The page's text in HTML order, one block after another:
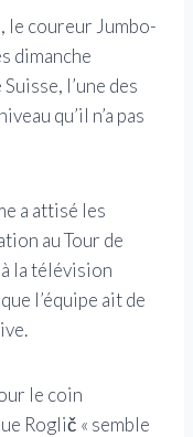
le coureur Jumbo-
dimanche
l’une des
qu’il n’a pas
a attisé les
au Tour de
la télévision
l’équipe ait de
le coin
Roglič « semble